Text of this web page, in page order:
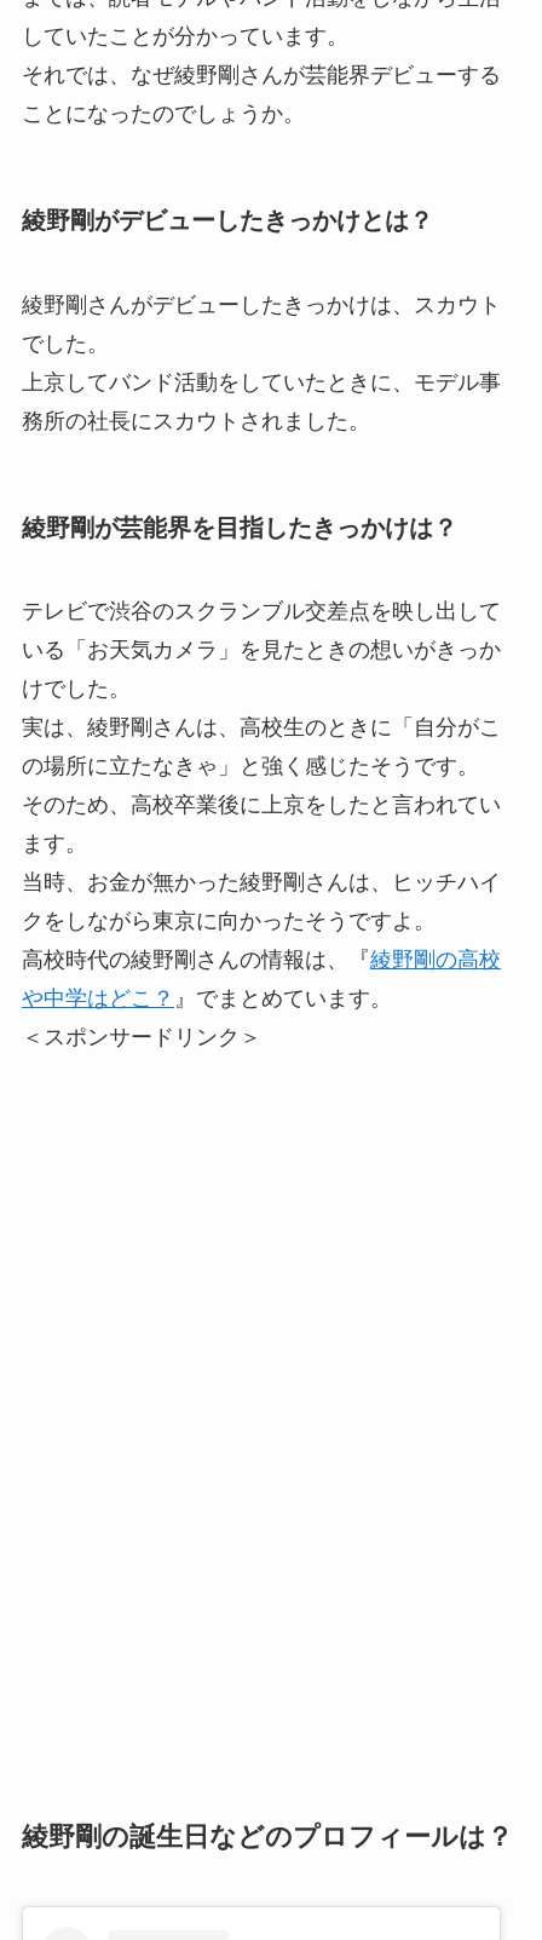
していたことが分かっています。
それでは、なぜ綾野剛さんが芸能界デビューする
ことになったのでしょうか。
綾野剛がデビューしたきっかけとは？
綾野剛さんがデビューしたきっかけは、スカウト
でした。
上京してバンド活動をしていたときに、モデル事
務所の社長にスカウトされました。
綾野剛が芸能界を目指したきっかけは？
テレビで渋谷のスクランブル交差点を映し出して
いる「お天気カメラ」を見たときの想いがきっか
けでした。
実は、綾野剛さんは、高校生のときに「自分がこ
の場所に立たなきゃ」と強く感じたそうです。
そのため、高校卒業後に上京をしたと言われてい
ます。
当時、お金が無かった綾野剛さんは、ヒッチハイ
クをしながら東京に向かったそうですよ。
高校時代の綾野剛さんの情報は、『綾野剛の高校
や中学はどこ？ 』でまとめています。
＜スポンサードリンク＞
綾野剛の誕生日などのプロフィールは？